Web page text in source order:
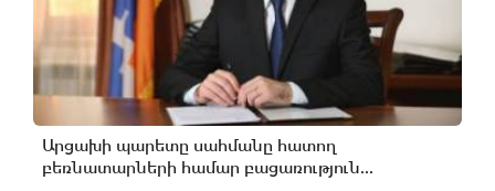
Արցախի պարետը սահմանը հատող
բեռնատարների համար բացառություն...